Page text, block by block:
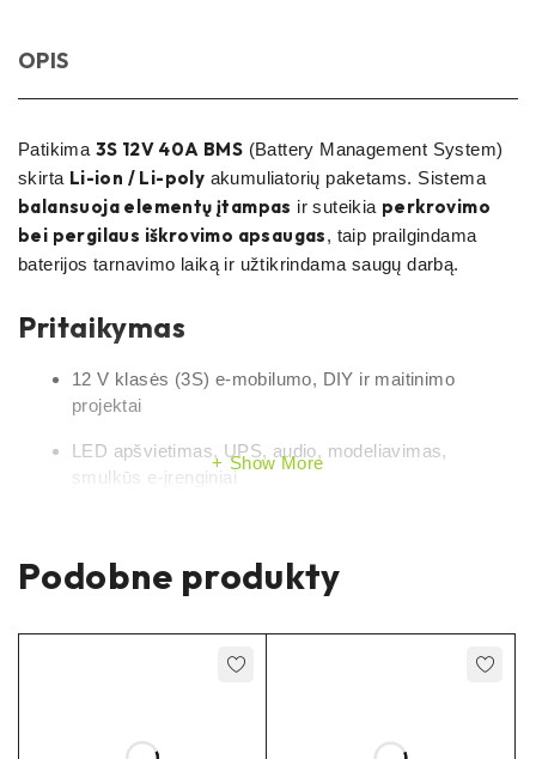
OPIS
Patikima 3S 12V 40A BMS (Battery Management System)
skirta Li-ion / Li-poly akumuliatorių paketams. Sistema
balansuoja elementų įtampas ir suteikia perkrovimo
bei pergilaus iškrovimo apsaugas, taip prailgindama
baterijos tarnavimo laiką ir užtikrindama saugų darbą.
Pritaikymas
12 V klasės (3S) e-mobilumo, DIY ir maitinimo
projektai
LED apšvietimas, UPS, audio, modeliavimas,
smulkūs e-įrenginiai
Balansavimas (3S):mažina celių disbalansą
perkrovimo pergilaus iškrovimo
Show More
Podobne produkty